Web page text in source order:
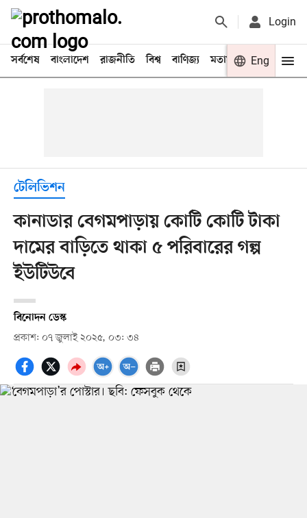
Login
সর্বশেষ বাংলাদেশ রাজনীতি বিশ্ব বাণিজ্য মতামত খেলা
Eng
টেলিভিশন
কানাডার বেগমপাড়ায় কোটি কোটি টাকা
দামের বাড়িতে থাকা ৫ পরিবারের গল্প
ইউটিউবে
বিনোদন ডেস্ক
প্রকাশ: ০৭ জুলাই ২০২৫, ০৩: ৩৪